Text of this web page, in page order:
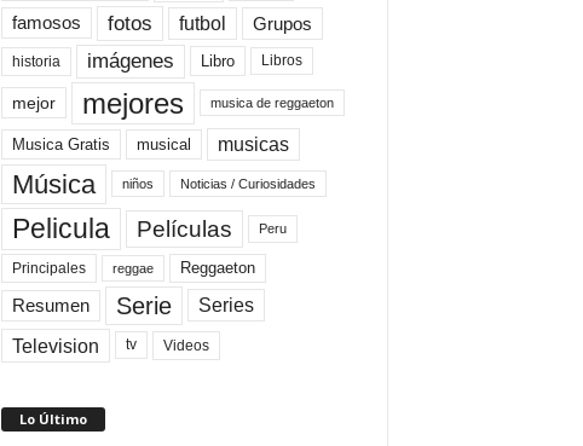
famosos fotos futbol Grupos
historia imágenes Libro Libros
mejor mejores musica de reggaeton
Musica Gratis musical musicas
Música niños Noticias / Curiosidades
Pelicula Películas Peru
Principales reggae Reggaeton
Resumen Serie Series
Television tv Videos
Lo Último